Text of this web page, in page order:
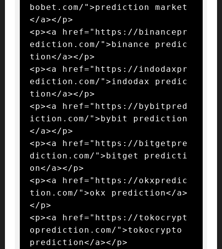
bobet.com/">prediction market
</a></p>
<p><a href="https://binancepr
ediction.com/">binance predic
tion</a></p>
<p><a href="https://indodaxpr
ediction.com/">indodax predic
tion</a></p>
<p><a href="https://bybitpred
iction.com/">bybit prediction
</a></p>
<p><a href="https://bitgetpre
diction.com/">bitget predicti
on</a></p>
<p><a href="https://okxpredic
tion.com/">okx prediction</a>
</p>
<p><a href="https://tokocrypt
oprediction.com/">tokocrypto
prediction</a></p>